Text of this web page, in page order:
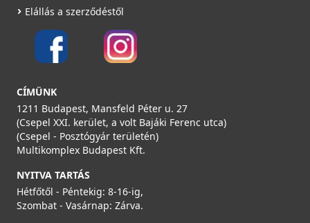
Elállás a szerződéstől
CÍMÜNK
1211 Budapest, Mansfeld Péter u. 27
(Csepel XXI. kerület, a volt Bajáki Ferenc utca)
(Csepel - Posztógyár területén)
Multikomplex Budapest Kft.
NYITVA TARTÁS
Hétfőtől - Péntekig: 8-16-ig,
Szombat - Vasárnap: Zárva.